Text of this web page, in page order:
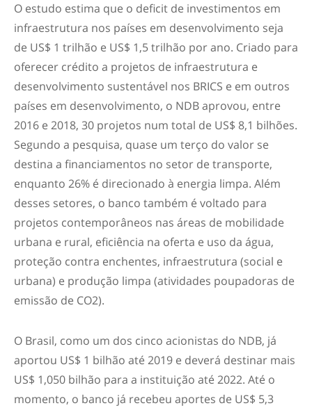
O estudo estima que o deficit de investimentos em
infraestrutura nos países em desenvolvimento seja
de US$ 1 trilhão e US$ 1,5 trilhão por ano. Criado para
oferecer crédito a projetos de infraestrutura e
desenvolvimento sustentável nos BRICS e em outros
países em desenvolvimento, o NDB aprovou, entre
2016 e 2018, 30 projetos num total de US$ 8,1 bilhões.
Segundo a pesquisa, quase um terço do valor se
destina a financiamentos no setor de transporte,
enquanto 26% é direcionado à energia limpa. Além
desses setores, o banco também é voltado para
projetos contemporâneos nas áreas de mobilidade
urbana e rural, eficiência na oferta e uso da água,
proteção contra enchentes, infraestrutura (social e
urbana) e produção limpa (atividades poupadoras de
emissão de CO2).
O Brasil, como um dos cinco acionistas do NDB, já
aportou US$ 1 bilhão até 2019 e deverá destinar mais
US$ 1,050 bilhão para a instituição até 2022. Até o
momento, o banco já recebeu aportes de US$ 5,3